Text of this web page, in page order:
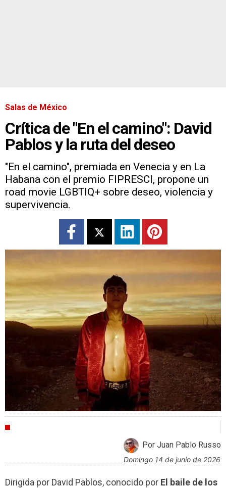
Salas de México
Crítica de "En el camino": David
Pablos y la ruta del deseo
"En el camino", premiada en Venecia y en La
Habana con el premio FIPRESCI, propone un
road movie LGBTIQ+ sobre deseo, violencia y
supervivencia.
Por Juan Pablo Russo
domingo 14 de junio de 2026
Dirigida por David Pablos, conocido por El baile de los